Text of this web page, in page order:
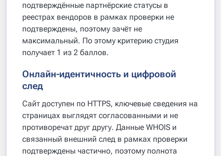
подтверждённые партнёрские статусы в
реестрах вендоров в рамках проверки не
подтверждены, поэтому зачёт не
максимальный. По этому критерию студия
получает 1 из 2 баллов.
Онлайн-идентичность и цифровой
след
Сайт доступен по HTTPS, ключевые сведения на
страницах выглядят согласованными и не
противоречат друг другу. Данные WHOIS и
связанный внешний след в рамках проверки
подтверждены частично, поэтому полнота